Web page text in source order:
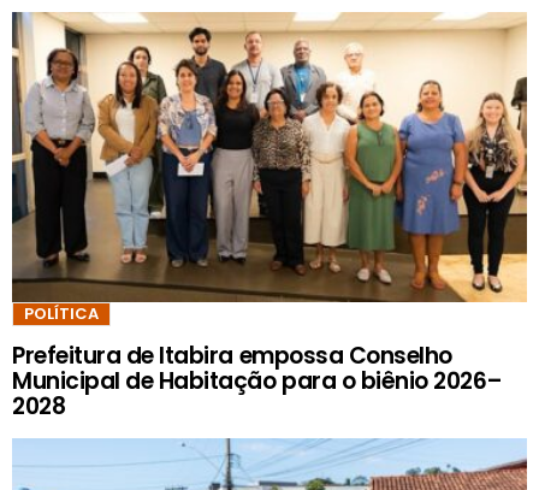
POLÍTICA
Prefeitura de Itabira empossa Conselho
Municipal de Habitação para o biênio 2026–
2028